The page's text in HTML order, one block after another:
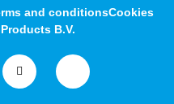
and conditionsCookies
B.V.